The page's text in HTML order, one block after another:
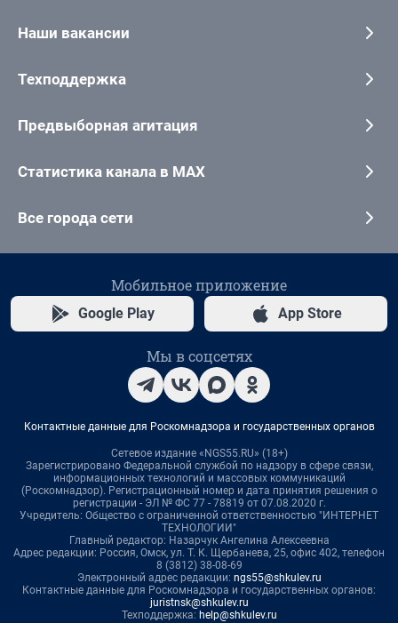
Наши вакансии
Техподдержка
Предвыборная агитация
Статистика канала в MAX
Все города сети
Мобильное приложение
Google Play App Store
Мы в соцсетях
Контактные данные для Роскомнадзора и государственных органов
Сетевое издание «NGS55.RU» (18+)
Зарегистрировано Федеральной службой по надзору в сфере связи,
информационных технологий и массовых коммуникаций
(Роскомнадзор). Регистрационный номер и дата принятия решения о
регистрации - ЭЛ № ФС 77 - 78819 от 07.08.2020 г.
Учредитель: Общество с ограниченной ответственностью "ИНТЕРНЕТ
ТЕХНОЛОГИИ"
Главный редактор: Назарчук Ангелина Алексеевна
Адрес редакции: Россия, Омск, ул. Т. К. Щербанева, 25, офис 402, телефон
8 (3812) 38-08-69
Электронный адрес редакции: ngs55@shkulev.ru
Контактные данные для Роскомнадзора и государственных органов:
juristnsk@shkulev.ru
Техподдержка: help@shkulev.ru